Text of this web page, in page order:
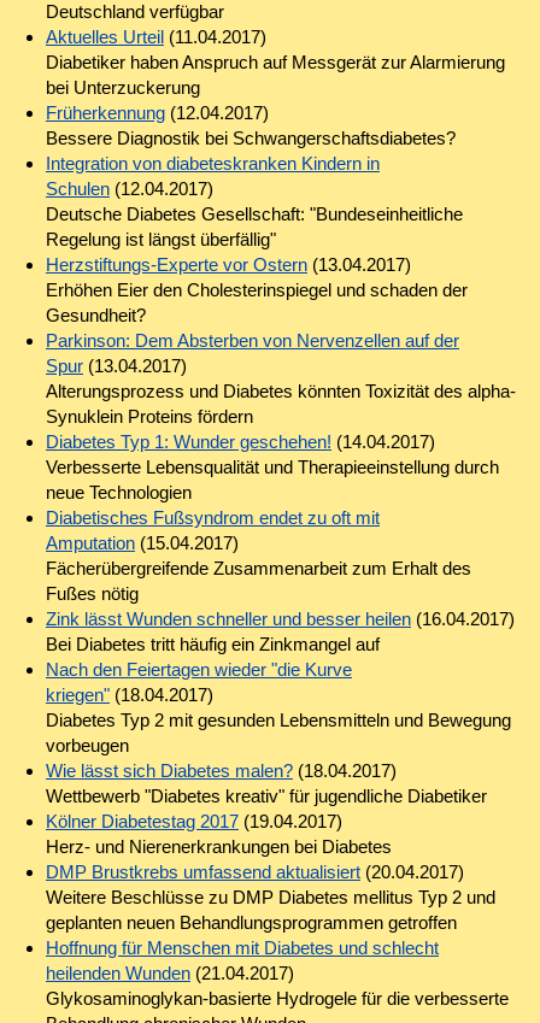
Deutschland verfügbar
Aktuelles Urteil(11.04.2017)
Diabetiker haben Anspruch auf Messgerät zur Alarmierung
bei Unterzuckerung
Früherkennung(12.04.2017)
Bessere Diagnostik bei Schwangerschaftsdiabetes?
Integration von diabeteskranken Kindern in
Schulen(12.04.2017)
Deutsche Diabetes Gesellschaft: "Bundeseinheitliche
Regelung ist längst überfällig"
Herzstiftungs-Experte vor Ostern(13.04.2017)
Erhöhen Eier den Cholesterinspiegel und schaden der
Gesundheit?
Parkinson: Dem Absterben von Nervenzellen auf der
Spur(13.04.2017)
Alterungsprozess und Diabetes könnten Toxizität des alpha-
Synuklein Proteins fördern
Diabetes Typ 1: Wunder geschehen! (14.04.2017)
Verbesserte Lebensqualität und Therapieeinstellung durch
neue Technologien
Diabetisches Fußsyndrom endet zu oft mit
Amputation(15.04.2017)
Fächerübergreifende Zusammenarbeit zum Erhalt des
Fußes nötig
Zink lässt Wunden schneller und besser heilen(16.04.2017)
Bei Diabetes tritt häufig ein Zinkmangel auf
Nach den Feiertagen wieder "die Kurve
kriegen"(18.04.2017)
Diabetes Typ 2 mit gesunden Lebensmitteln und Bewegung
vorbeugen
Wie lässt sich Diabetes malen?(18.04.2017)
Wettbewerb "Diabetes kreativ" für jugendliche Diabetiker
Kölner Diabetestag 2017(19.04.2017)
Herz- und Nierenerkrankungen bei Diabetes
DMP Brustkrebs umfassend aktualisiert(20.04.2017)
Weitere Beschlüsse zu DMP Diabetes mellitus Typ 2 und
geplanten neuen Behandlungsprogrammen getroffen
Hoffnung für Menschen mit Diabetes und schlecht
heilenden Wunden(21.04.2017)
Glykosaminoglykan-basierte Hydrogele für die verbesserte